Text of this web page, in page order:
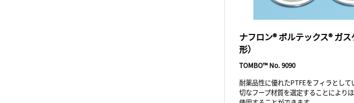
ナフロン® ボルテックス® ガ
形）
TOMBO™ No. 9090
耐薬品性に優れたPTFEをフィラとして
切なフープ材質を選定することにより